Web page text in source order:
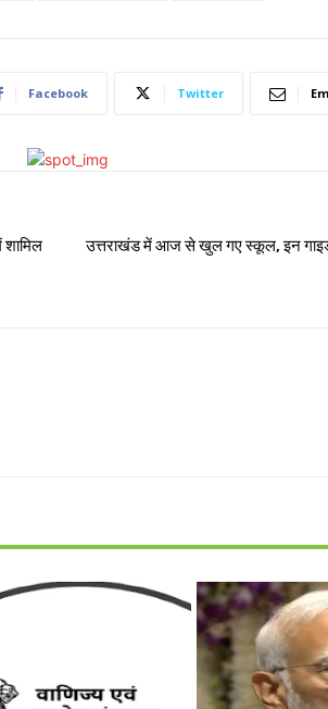
Facebook Twitter
उत्तराखंड में आज से खुल गए स्कूल, इन